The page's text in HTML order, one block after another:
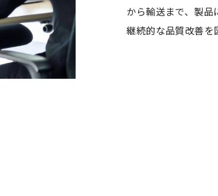
から輸送まで、製品
継続的な品質改善を